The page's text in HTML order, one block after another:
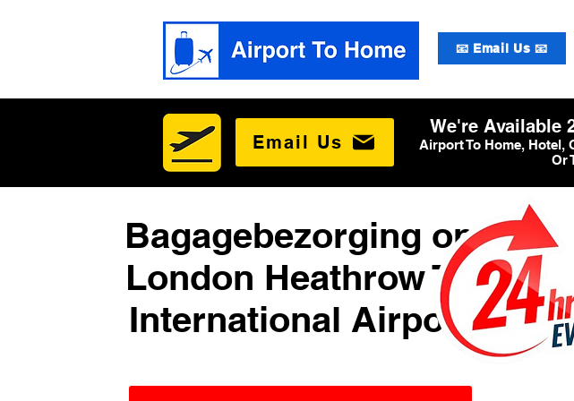
📧 Email Us 📧
Email Us
We're Available
Airport To Home, Hotel,
Or
Bagagebezorging op
London Heathrow T6
International Airport